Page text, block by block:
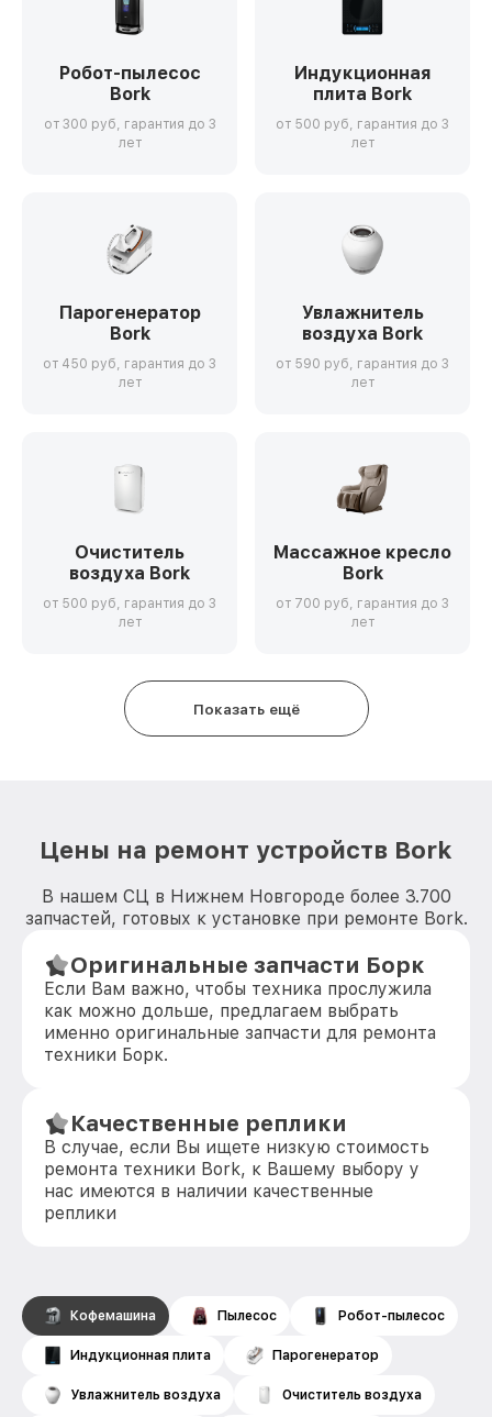
Робот-пылесос
Bork
от 300 руб, гарантия до 3
лет
Индукционная
плита Bork
от 500 руб, гарантия до 3
лет
Парогенератор
Bork
от 450 руб, гарантия до 3
лет
Увлажнитель
воздуха Bork
от 590 руб, гарантия до 3
лет
Очиститель
воздуха Bork
от 500 руб, гарантия до 3
лет
Массажное кресло
Bork
от 700 руб, гарантия до 3
лет
Показать ещё
Цены на ремонт устройств Bork
В нашем СЦ в Нижнем Новгороде более 3.700
запчастей, готовых к установке при ремонте Bork.
Оригинальные запчасти Борк
Если Вам важно, чтобы техника прослужила
как можно дольше, предлагаем выбрать
именно оригинальные запчасти для ремонта
техники Борк.
Качественные реплики
В случае, если Вы ищете низкую стоимость
ремонта техники Bork, к Вашему выбору у
нас имеются в наличии качественные
реплики
Кофемашина Пылесос Робот-пылесос
Индукционная плита Парогенератор
Увлажнитель воздуха Очиститель воздуха